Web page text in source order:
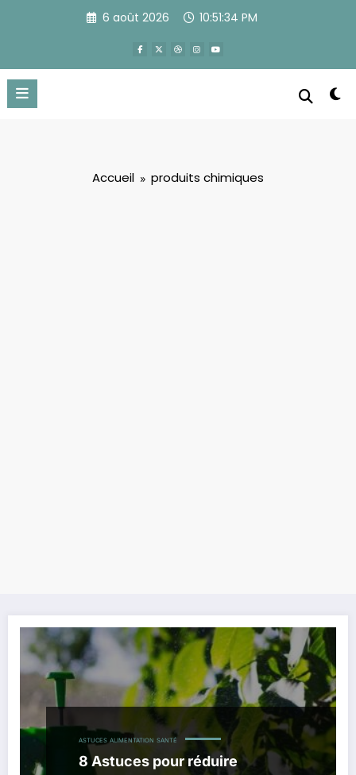
6 août 2026 10:51:35 PM
Accueil produits chimiques
ASTUCES ALIMENTATION SANTÉ
8 Astuces pour réduire